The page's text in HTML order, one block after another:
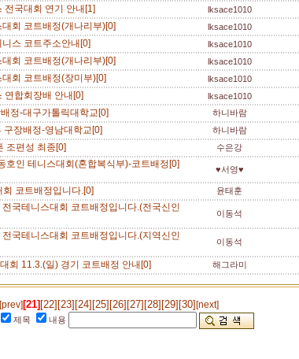
전국대회 연기 안내[1] lksace1010
회 코트배정(개나리부)[0] lksace1010
스 코트주소안내[0] lksace1010
회 코트배정(개나리부)[0] lksace1010
회 코트배정(장미부)[0] lksace1010
연합회장배 안내[0] lksace1010
정-대구가톨릭대학교[0] 하니바람
장배정-영남대학교[0] 하니바람
조편성 최종[0] 수은강
호인 테니스대회(혼합복식부)-코트배정[0] ♥서영♥
코트배정입니다.[0] 윤태훈
국테니스대회 코트배정입니다.(전국신인
이동석
국테니스대회 코트배정입니다.(지역신인
이동석
회 11.3.(일) 경기 코트배정 안내[0] 해그라미
[prev][21] [22] [23] [24] [25] [26] [27] [28] [29] [30] [next]
제목 내용